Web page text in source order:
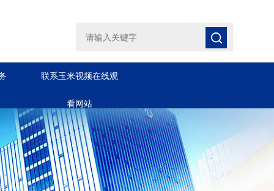
联系玉米视频在线观
看网站